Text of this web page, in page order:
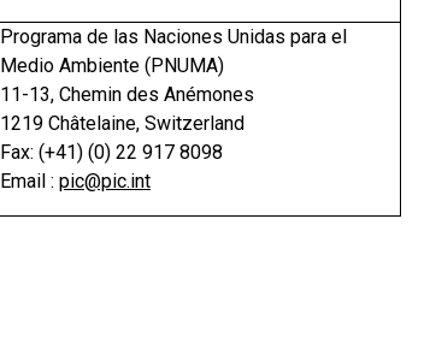
Programa de las Naciones Unidas para el
Medio Ambiente (PNUMA)
11-13, Chemin des Anémones
1219 Châtelaine, Switzerland
Fax: (+41) (0) 22 917 8098
Email : pic@pic.int